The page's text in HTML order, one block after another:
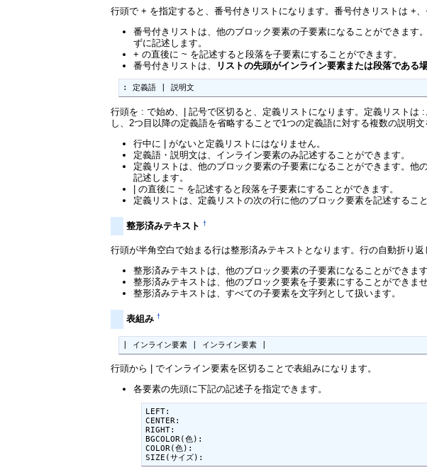
行頭で + を指定すると、番号付きリストになります。番号付きリストは +
番号付きリストは、他のブロック要素の子要素になることができま
ずに記述します。
+ の直後に ~ を記述すると段落を子要素にすることができます。
番号付きリストは、
リストの先頭がインライン要素または段落である
: 定義語 | 説明文
行頭を : で始め、| 記号で区切ると、定義リストになります。定義リスト
し、2つ目以降の定義語を省略することで1つの定義語に対する複数の説明文
行中に | がないと定義リストにはなりません。
定義語・説明文は、インライン要素のみ記述することができます。
定義リストは、他のブロック要素の子要素になることができます。
記述します。
| の直後に ~ を記述すると段落を子要素にすることができます。
定義リストは、定義リストの次の行に他のブロック要素を記述するこ
整形済みテキスト†
行頭が半角空白で始まる行は整形済みテキストとなります。行の自動折り返
整形済みテキストは、他のブロック要素の子要素になることができます
整形済みテキストは、他のブロック要素を子要素にすることができませ
整形済みテキストは、すべての子要素を文字列として扱います。
表組み†
| インライン要素 | インライン要素 |
行頭から | でインライン要素を区切ることで表組みになります。
各要素の先頭に下記の記述子を指定できます。
LEFT:
CENTER:
RIGHT:
BGCOLOR(色):
COLOR(色):
SIZE(サイズ):